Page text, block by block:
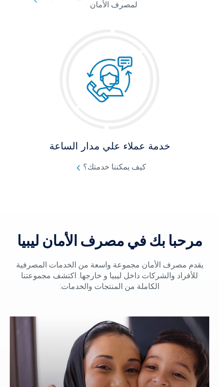
لمصرف الأمان
خدمة عملاء علي مدار الساعة
كيف يمكننا خدمتك؟
مرحبا بك في مصرف الأمان ليبيا
يقدم مصرف الأمان مجموعة واسعة من الخدمات المصرفية
للأفراد والشركات داخل ليبيا و خارجها. اكتشف مجموعتنا
الكاملة من المنتجات والخدمات: